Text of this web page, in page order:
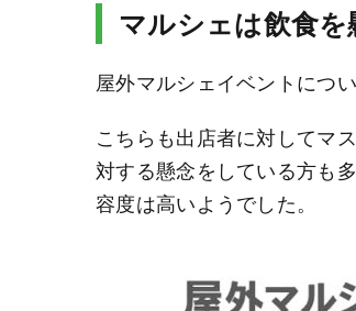
マルシェは飲食を
屋外マルシェイベントにつ
こちらも出店者に対してマ
対する懸念をしている方も
容度は高いようでした。